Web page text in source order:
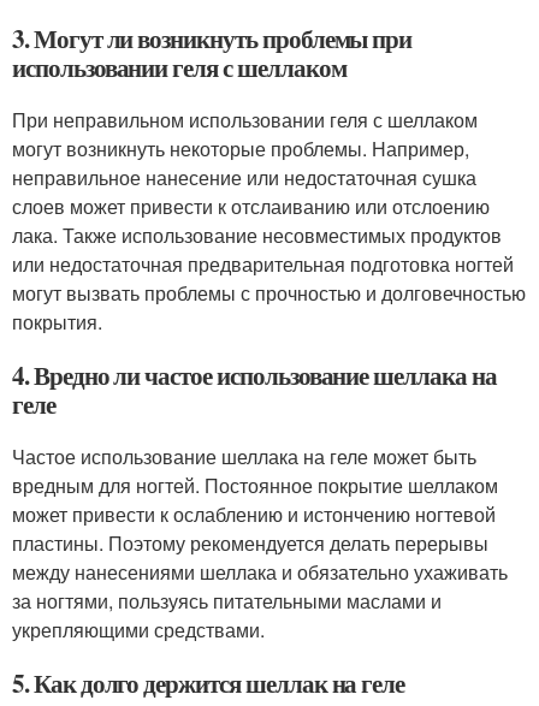
3. Могут ли возникнуть проблемы при
использовании геля с шеллаком
При неправильном использовании геля с шеллаком
могут возникнуть некоторые проблемы. Например,
неправильное нанесение или недостаточная сушка
слоев может привести к отслаиванию или отслоению
лака. Также использование несовместимых продуктов
или недостаточная предварительная подготовка ногтей
могут вызвать проблемы с прочностью и долговечностью
покрытия.
4. Вредно ли частое использование шеллака на
геле
Частое использование шеллака на геле может быть
вредным для ногтей. Постоянное покрытие шеллаком
может привести к ослаблению и истончению ногтевой
пластины. Поэтому рекомендуется делать перерывы
между нанесениями шеллака и обязательно ухаживать
за ногтями, пользуясь питательными маслами и
укрепляющими средствами.
5. Как долго держится шеллак на геле